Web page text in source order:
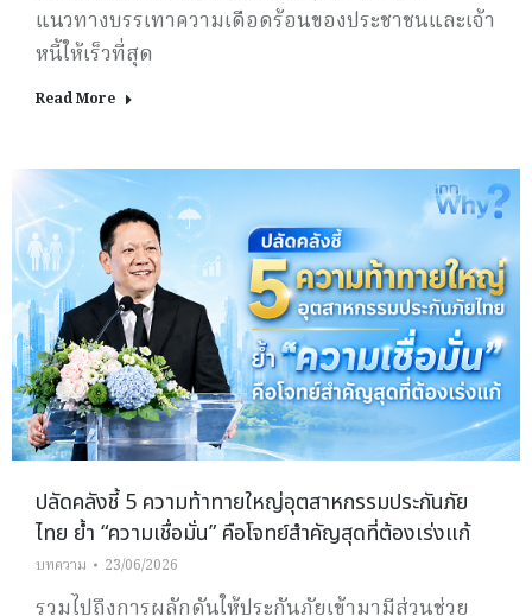
แนวทางบรรเทาความเดือดร้อนของประชาชนและเจ้า
หนี้ให้เร็วที่สุด
Read More
ปลัดคลังชี้ 5 ความท้าทายใหญ่อุตสาหกรรมประกันภัย
ไทย ย้ำ “ความเชื่อมั่น” คือโจทย์สำคัญสุดที่ต้องเร่งแก้
บทความ 23/06/2026
รวมไปถึงการผลักดันให้ประกันภัยเข้ามามีส่วนช่วย